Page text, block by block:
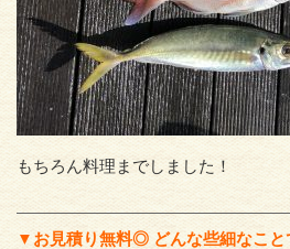
もちろん料理までしました！
▼お見積り無料◎ どんな些細なこと